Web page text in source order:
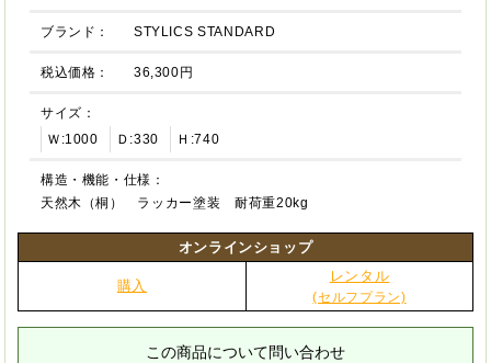
ブランド： STYLICS STANDARD
税込価格： 36,300円
サイズ：
Ｗ:1000
Ｄ:330 Ｈ:740
構造・機能・仕様：
天然木（桐） ラッカー塗装 耐荷重20kg
オンラインショップ
購入
レンタル
(セルフプラン)
この商品について問い合わせ